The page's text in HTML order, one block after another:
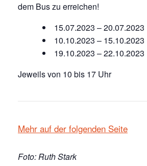
dem Bus zu erreichen!
15.07.2023 – 20.07.2023
10.10.2023 – 15.10.2023
19.10.2023 – 22.10.2023
Jeweils von 10 bis 17 Uhr
Mehr auf der folgenden Seite
Foto: Ruth Stark